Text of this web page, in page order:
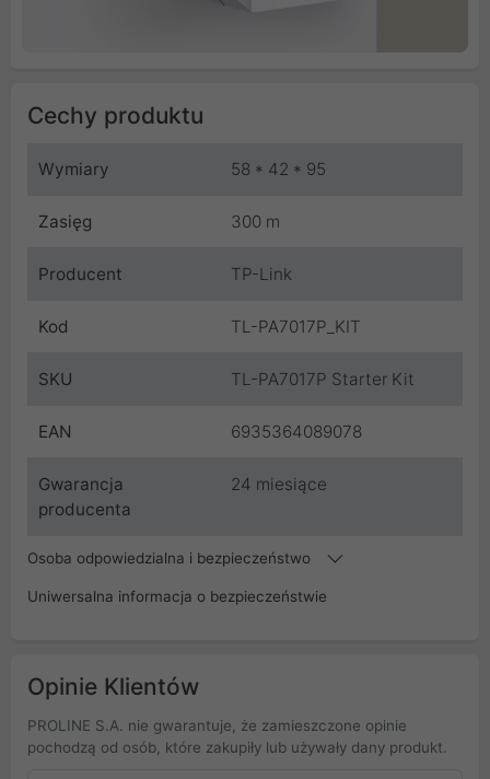
Cechy produktu
Wymiary 58 * 42 * 95
Zasięg 300 m
Producent TP-Link
Kod TL-PA7017P_KIT
SKU TL-PA7017P Starter Kit
EAN 6935364089078
Gwarancja
producenta
24 miesiące
Osoba odpowiedzialna i bezpieczeństwo
Uniwersalna informacja o bezpieczeństwie
Opinie Klientów
PROLINE S.A. nie gwarantuje, że zamieszczone opinie
pochodzą od osób, które zakupiły lub używały dany produkt.